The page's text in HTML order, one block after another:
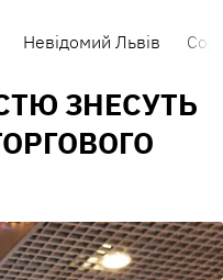
Невідомий Львів
ЗНЕСУТЬ